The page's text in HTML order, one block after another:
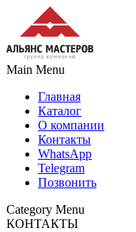
Main Menu
Главная
Каталог
О компании
Контакты
WhatsApp
Telegram
Позвонить
Category Menu
КОНТАКТЫ